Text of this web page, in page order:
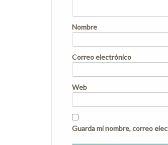
Nombre
Correo electrónico
Web
Guarda mi nombre, correo